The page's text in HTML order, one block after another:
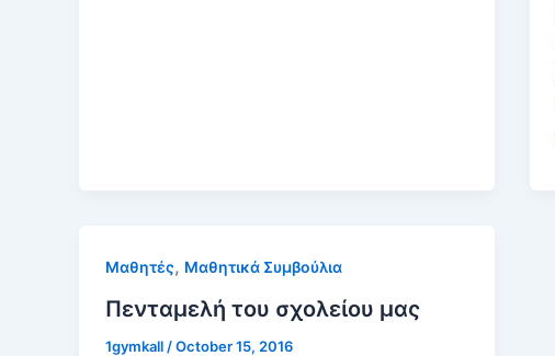
Μαθητές, Μαθητικά Συμβούλια
Πενταμελή του σχολείου μας
1gymkall /October 15, 2016